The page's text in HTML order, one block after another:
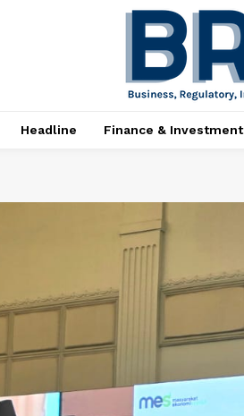
Headline Finance & Investment